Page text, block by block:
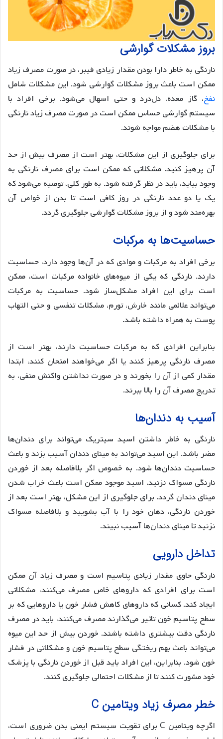
بروز مشکلات گوارشی
نارنگی به خاطر دارا بودن مقدار زیادی فیبر، در صورت مصرف زیاد
ممکن است باعث بروز مشکلات گوارشی شود. این مشکلات شامل
نفخ، گاز معده، دل‌درد و حتی اسهال می‌شود. برخی افراد با
سیستم گوارشی حساس ممکن است در صورت مصرف زیاد نارنگی
با مشکلات هضم مواجه شوند.
برای جلوگیری از این مشکلات، بهتر است از مصرف بیش از حد
آن پرهیز کنید. مشکلاتی که ممکن است برای مصرف نارنگی به
وجود بیاید، باید در نظر گرفته شود. به طور کلی، توصیه می‌شود که
یک یا دو عدد نارنگی در روز کافی است تا بدن از خواص آن
بهره‌مند شود و از بروز مشکلات گوارشی جلوگیری گردد.
حساسیت‌‌ها به مرکبات
برخی افراد به مرکبات و موادی که در آن‌ها وجود دارد، حساسیت
دارند. نارنگی که یکی از میوه‌های خانواده مرکبات است، ممکن
است برای این افراد مشکل‌ساز شود. حساسیت به مرکبات
می‌تواند علائمی مانند خارش، تورم، مشکلات تنفسی و حتی التهاب
پوست به همراه داشته باشد.
بنابراین افرادی که به مرکبات حساسیت دارند، بهتر است از
مصرف نارنگی پرهیز کنند یا اگر می‌خواهند امتحان کنند، ابتدا
مقدار کمی از آن را بخورند و در صورت نداشتن واکنش منفی، به
تدریج مصرف آن را بالا ببرند.
آسیب به دندان‌ها
نارنگی به خاطر داشتن اسید سیتریک می‌تواند برای دندان‌ها
مضر باشد. این اسید می‌تواند به مینای دندان آسیب بزند و باعث
حساسیت دندان‌ها شود. به خصوص اگر بلافاصله بعد از خوردن
نارنگی مسواک نزنید، اسید موجود ممکن است باعث خراب شدن
مینای دندان گردد. برای جلوگیری از این مشکل، بهتر است بعد از
خوردن نارنگی، دهان خود را با آب بشویید و بلافاصله مسواک
نزنید تا مینای دندان‌ها آسیب نبیند.
تداخل دارویی
نارنگی حاوی مقدار زیادی پتاسیم است و مصرف زیاد آن ممکن
است برای افرادی که داروهای خاص مصرف می‌کنند، مشکلاتی
ایجاد کند. کسانی که داروهای کاهش فشار خون یا داروهایی که بر
سطح پتاسیم خون تاثیر می‌گذارند مصرف می‌کنند، باید در مصرف
نارنگی دقت بیشتری داشته باشند. خوردن بیش از حد این میوه
می‌تواند باعث بهم ریختگی سطح پتاسیم خون و مشکلاتی در فشار
خون شود. بنابراین، این افراد باید قبل از خوردن نارنگی با پزشک
خود مشورت کنند تا از مشکلات احتمالی جلوگیری کنند.
خطر مصرف زیاد ویتامین C
اگرچه ویتامین C برای تقویت سیستم ایمنی بدن ضروری است،